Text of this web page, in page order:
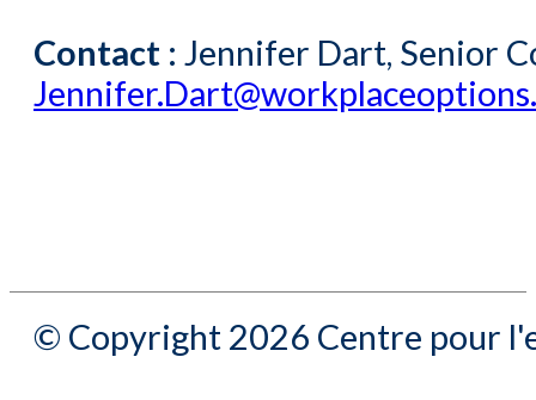
Contact : Jennifer Dart, Senior
© Copyright 2026 Centre pour